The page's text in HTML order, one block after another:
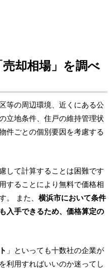
却相場」を調べ
等の周辺環境、近くにある公
立地条件、住戸の維持管理状
件ごとの個別要因を考慮する
して計算することは困難です
することにより無料で価格相
。 また、 横浜市において条件
入手できるため、価格算定の
」といっても十数社の企業が
利用すればいいのか迷ってし